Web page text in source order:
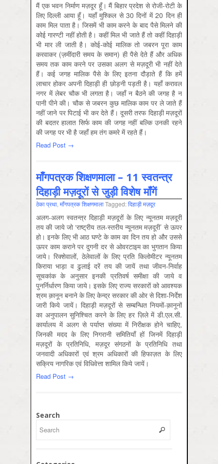
मैं एक भवन निर्माण मज़दूर हूँ। मैं बिहार प्रदेश से रोजी-रोटी के
लिए दिल्ली आया हूँ। यहाँ मुश्किल से 30 दिनों में 20 दिन ही
काम मिल पाता है। जिसमें भी काम करने के बाद पैसे मिलने की
कोई गारण्टी नहीं होती है। कहीं मिल भी जाते हैं तो कहीं दिहाड़ी
भी मार ली जाती है। कोई-कोई मालिक तो जबरन पूरा काम
करवाकर (ज़मींदारी समय के समान) ही पैसे देते हैं और अधिक
समय तक काम करने पर उसका अलग से मज़दूरी भी नहीं देते
हैं। कई जगह मालिक पैसे के लिए इतना दौड़ाते हैं कि हमें
लाचार होकर अपनी दिहाड़ी ही छोड़नी पड़ती है। यहाँ करावल
नगर में लेबर चौक भी लगता है। जहाँ न बैठने की जगह है न
पानी पीने की। चौक से जबरन कुछ मालिक काम पर ले जाते हैं
नहीं जाने पर पिटाई भी कर देते हैं। दूसरी तरफ दिहाड़ी मज़दूरों
की बदतर हालात सिर्फ काम की जगह नहीं बल्कि उनकी रहने
की जगह पर भी है जहाँ हम तंग कमरे में रहते हैं।
Read Post →
माँगपत्रक शिक्षणमाला – 11 स्वतन्त्र
दिहाड़ी मज़दूरों से जुड़ी विशेष माँगें
ठेका प्रथा, माँगपत्रक शिक्षणमालाTagged:दिहाड़ी मज़दूर
अलग-अलग स्वतन्त्र दिहाड़ी मज़दूरों के लिए न्यूनतम मज़दूरी
तय की जाये जो ‘राष्ट्रीय तल-स्तरीय न्यूनतम मज़दूरी’ से ऊपर
हो। इनके लिए भी आठ घण्टे के काम का दिन तय हो और उससे
ऊपर काम कराने पर दुगनी दर से ओवरटाइम का भुगतान किया
जाये। रिक्शेवालों, ठेलेवालों के लिए प्रति किलोमीटर न्यूनतम
किराया भाड़ा व ढुलाई दरें तय की जायें तथा जीवन-निर्वाह
सूचकांक के अनुसार इनकी प्रतिवर्ष समीक्षा की जाये व
पुनर्निर्धारण किया जाये। इसके लिए राज्य सरकारों को आवश्यक
श्रम क़ानून बनाने के लिए केन्द्र सरकार की ओर से दिशा-निर्देश
जारी किये जायें। दिहाड़ी मज़दूरों से सम्बन्धित नियमों-क़ानूनों
का अनुपालन सुनिश्चित करने के लिए हर ज़िले में डी.एल.सी.
कार्यालय में अलग से पर्याप्त संख्या में निरीक्षक होने चाहिए,
जिनकी मदद के लिए निगरानी समितियाँ हों जिनमें दिहाड़ी
मज़दूरों के प्रतिनिधि, मज़दूर संगठनों के प्रतिनिधि तथा
जनवादी अधिकारों एवं श्रम अधिकारों की हिफाज़त के लिए
सक्रिय नागरिक एवं विधिवेत्ता शामिल किये जायें।
Read Post →
Search